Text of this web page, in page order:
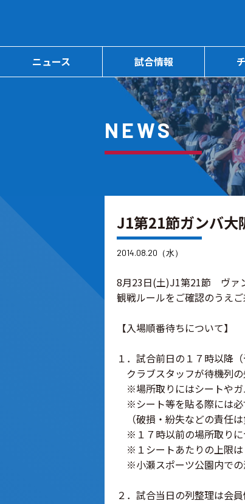
ニュース 試合情報
NEWS
J1第21節ガンバ大
2014.08.20（水）
8月23日(土)J1第21節 ヴァ
観戦ルールをご確認のうえ
【入場順番待ちについて】
１．試合前日の１７時以降
クラブスタッフが待機列の
※場所取りにはシートやガ
※シート等を貼る際には
（破損・紛失などの責任は
※１７時以前の場所取りに
※１シートあたりの上限は
※小瀬スポーツ公園内での
２．試合当日の列整理は会